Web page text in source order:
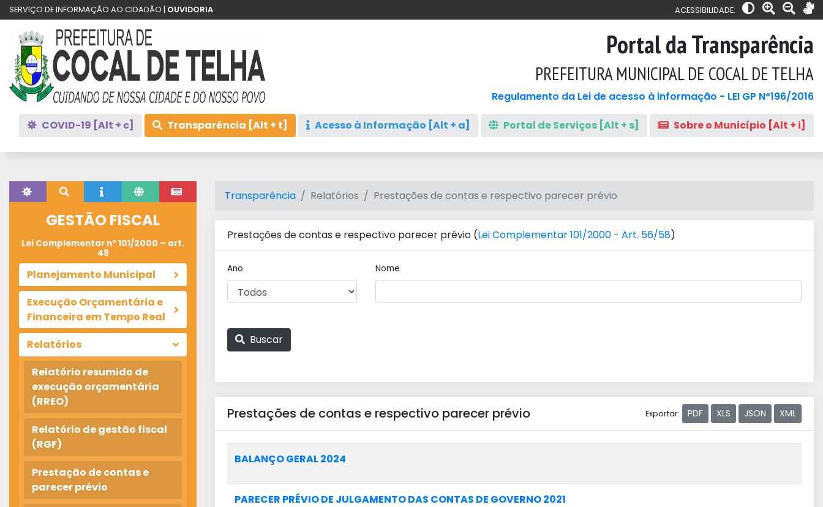
SERVIÇO DE INFORMAÇÃO AO CIDADÃO | OUVIDORIA ACESSIBILIDADE:
Portal da Transparência
PREFEITURA MUNICIPAL DE COCAL DE TELHA
Regulamento da Lei de acesso à informação - LEI GP N°196/2016
COVID-19 [Alt + c] Transparência [Alt + t] Acesso à Informação [Alt + a] Portal de Serviços [Alt + s] Sobre o Município [Alt + i]
GESTÃO FISCAL
Lei Complementar nº 101/2000 – art.
48
Planejamento Municipal
Execução Orçamentária e
Financeira em Tempo Real
Relatórios
Relatório resumido de
execução orçamentária
(RREO)
Relatório de gestão fiscal
(RGF)
Prestação de contas e
parecer prévio
Transparência Relatórios Prestações de contas e respectivo parecer prévio
Prestações de contas e respectivo parecer prévio (Lei Complementar 101/2000 - Art. 56/58)
Ano Nome
Buscar
Prestações de contas e respectivo parecer prévio Exportar: PDF XLS JSON XML
BALANÇO GERAL 2024
PARECER PRÉVIO DE JULGAMENTO DAS CONTAS DE GOVERNO 2021